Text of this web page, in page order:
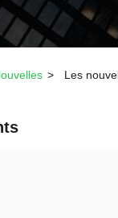
> Les